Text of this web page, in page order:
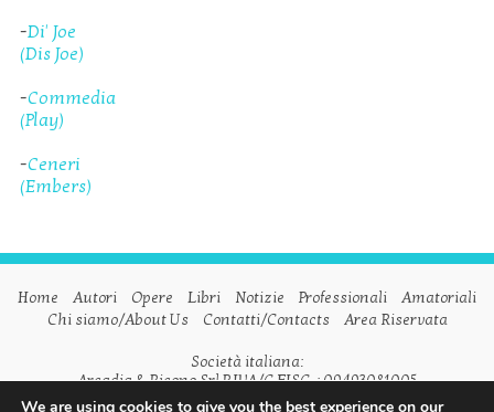
-Di' Joe
(Dis Joe)
-Commedia
(Play)
-Ceneri
(Embers)
Home Autori Opere Libri Notizie Professionali
Amatoriali
Chi siamo/About Us
Contatti/Contacts Area Riservata
Società italiana:
Arcadia & Ricono Srl P.IVA/C.FISC. : 09493081005
We are using cookies to give you the best experience on our